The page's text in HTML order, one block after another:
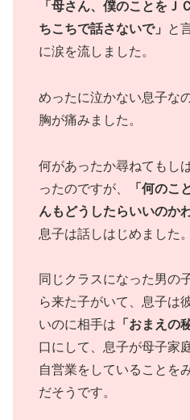
「母さん、僕のことをＪ
ちこちで話さないで」
と
に涙を流しました。
めったに泣かない息子な
胸が痛みました。
何があったか尋ねてもし
ったのですが、
「何のこ
んもどうしたらいいのか
息子は話しはじめました。
同じクラスになった男の
ら来た子がいて、息子は
いのに相手は 「おまえの
口にして、息子が母子家
自営業をしていることを
だそうです。